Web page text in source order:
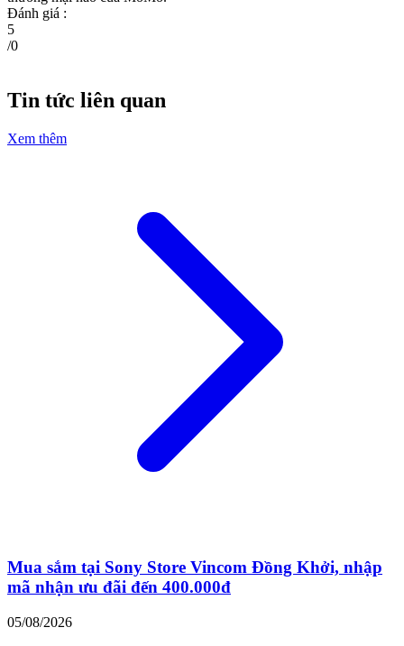
Đánh giá :
5
/0
Tin tức liên quan
Xem thêm
Mua sắm tại Sony Store Vincom Đồng Khởi, nhập
mã nhận ưu đãi đến 400.000đ
05/08/2026